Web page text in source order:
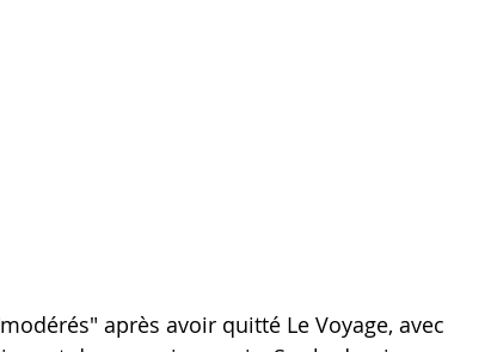
après avoir quitté Le Voyage, avec